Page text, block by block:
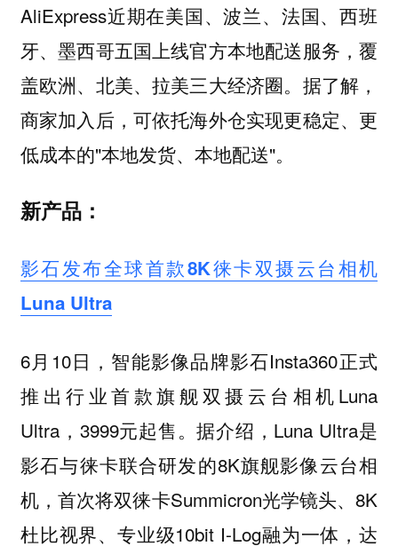
AliExpress近期在美国、波兰、法国、西班
牙、墨西哥五国上线官方本地配送服务，覆
盖欧洲、北美、拉美三大经济圈。据了解，
商家加入后，可依托海外仓实现更稳定、更
低成本的"本地发货、本地配送"。
新产品：
影石发布全球首款8K徕卡双摄云台相机
Luna Ultra
6月10日，智能影像品牌影石Insta360正式
推出行业首款旗舰双摄云台相机Luna
Ultra，3999元起售。据介绍，Luna Ultra是
影石与徕卡联合研发的8K旗舰影像云台相
机，首次将双徕卡Summicron光学镜头、8K
杜比视界、专业级10bit I-Log融为一体，达